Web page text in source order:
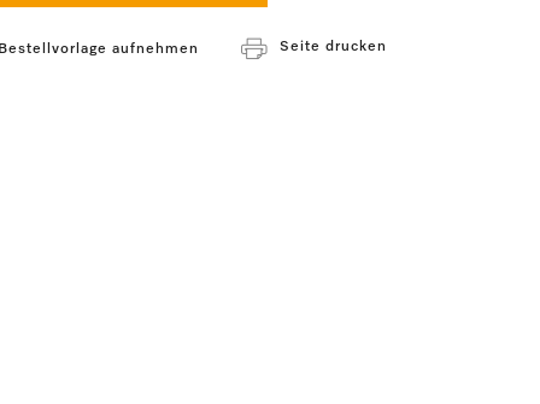
aufnehmen Seite drucken